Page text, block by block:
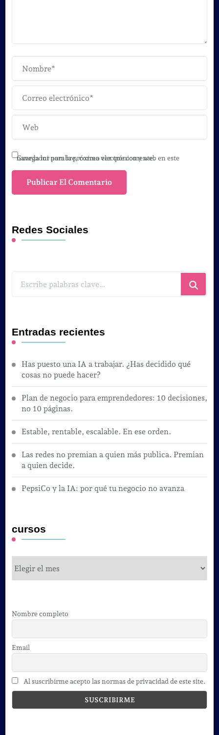
Guarda mi nombre, correo electrónico y web en este navegador para la próxima vez que comente.
Redes Sociales
Entradas recientes
Has puesto una IA a trabajar. ¿Has decidido qué
cosas no puede hacer?
Plan de negocio para emprendedores: 10 decisiones,
no 10 páginas.
Estable, rentable, escalable. En ese orden.
Las redes no premian a quien más publica. Premian
a quien decide.
PepsiCo y la IA: por qué tu negocio no avanza
cursos
Nombre completo
Email
Al suscribirme acepto las normas de privacidad de este site.